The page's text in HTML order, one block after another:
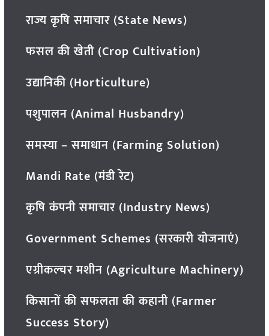
राज्य कृषि समाचार (State News)
फसल की खेती (Crop Cultivation)
उद्यानिकी (Horticulture)
पशुपालन (Animal Husbandry)
समस्या – समाधान (Farming Solution)
Mandi Rate (मंडी रेट)
कृषि कंपनी समाचार (Industry News)
Government Schemes (सरकारी योजनाएं)
एग्रीकल्चर मशीन (Agriculture Machinery)
किसानों की सफलता की कहानी (Farmer
Success Story)